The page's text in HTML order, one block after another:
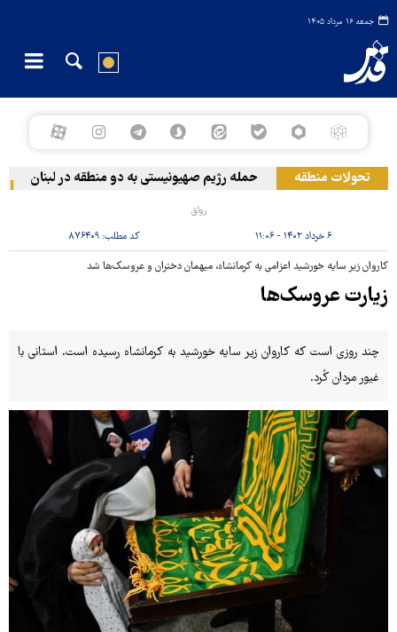
جمعه ۱۶ مرداد ۱۴۰۵
تحولات منطقه حمله رژیم صهیونیستی به دو منطقه در لبنان
رواق
۶ خرداد ۱۴۰۲ - ۱۱:۰۶ کد مطلب:۸۷۶۴۰۹
کاروان زیر سایه خورشید اعزامی به کرمانشاه، میهمان دختران و عروسک‌ها شد
زیارت عروسک‌ها
چند روزی است که کاروان زیر سایه خورشید به کرمانشاه رسیده است. استانی با
غیور مردان کُرد.